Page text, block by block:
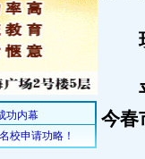
平
今春